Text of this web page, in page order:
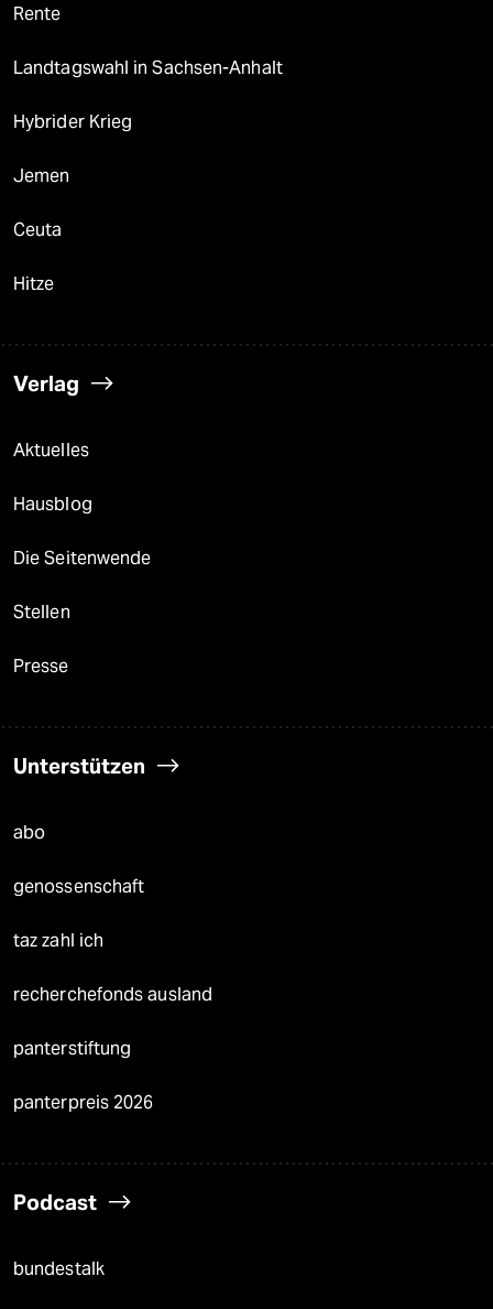
Rente
Landtagswahl in Sachsen-Anhalt
Hybrider Krieg
Jemen
Ceuta
Hitze
Verlag
Aktuelles
Hausblog
Die Seitenwende
Stellen
Presse
Unterstützen
abo
genossenschaft
taz zahl ich
recherchefonds ausland
panterstiftung
panterpreis 2026
Podcast
bundestalk